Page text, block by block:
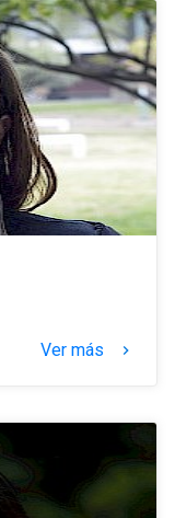
Ver más
keyboard_arrow_right